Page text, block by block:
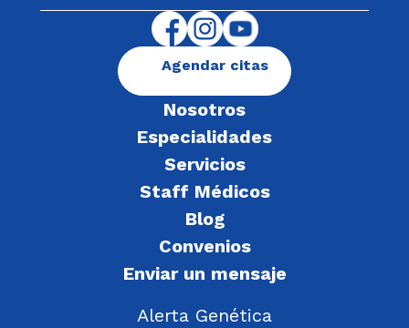
Nosotros
Especialidades
Servicios
Staff Médicos
Blog
Convenios
Enviar un mensaje
Alerta Genética
Agendar citas